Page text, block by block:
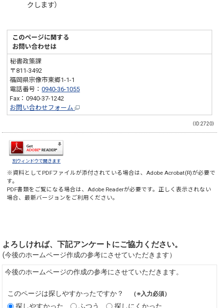
クします）
このページに関する
お問い合わせは
秘書政策課
〒811-3492
福岡県宗像市東郷1-1-1
電話番号：0940-36-1055
Fax：0940-37-1242
お問い合わせフォーム
（ID:2720）
別ウィンドウで開きます
※資料としてPDFファイルが添付されている場合は、 Adobe Acrobat(R)が必要で
す。
PDF書類をご覧になる場合は、 Adobe Readerが必要です。正しく表示されない
場合、最新バージョンをご利用ください。